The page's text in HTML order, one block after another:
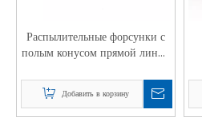
Распылительные форсунки с
полым конусом прямой линии
Добавить в корзину